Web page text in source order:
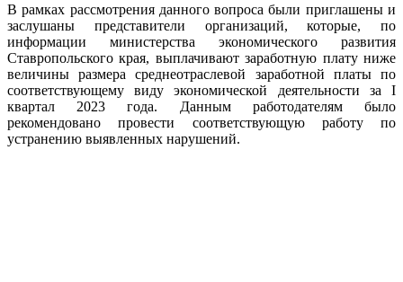
В рамках рассмотрения данного вопроса были приглашены и
заслушаны представители организаций, которые, по
информации министерства экономического развития
Ставропольского края, выплачивают заработную плату ниже
величины размера среднеотраслевой заработной платы по
соответствующему виду экономической деятельности за I
квартал 2023 года. Данным работодателям было
рекомендовано провести соответствующую работу по
устранению выявленных нарушений.